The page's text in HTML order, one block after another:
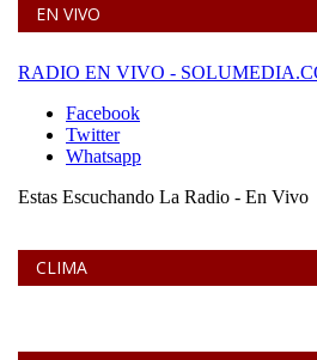
EN VIVO
CLIMA